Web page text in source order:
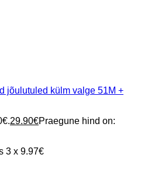
jõulutuled külm valge 51M +
29.90€Praegune hind on:
3 x 9.97€